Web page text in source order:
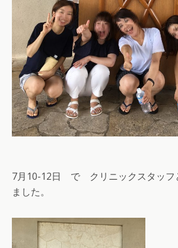
7月10-12日 で クリニックスタッフ
ました。